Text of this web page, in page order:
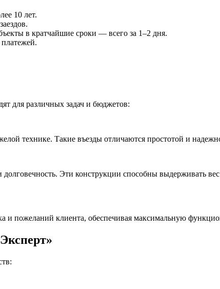
10 лет.
в кратчайшие сроки — всего за 1–2 дня.
для различных задач и бюджетов:
технике. Такие въезды отличаются простотой и
долговечность. Эти конструкции способны выдерживать
и пожеланий клиента, обеспечивая максимальную